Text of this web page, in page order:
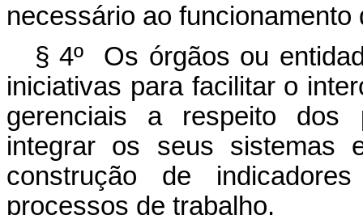
necessário ao funcionamento
§ 4º Os órgãos ou
iniciativas para facilitar o
gerenciais a respeito dos
integrar os seus sistemas
construção de
processos de trabalho.